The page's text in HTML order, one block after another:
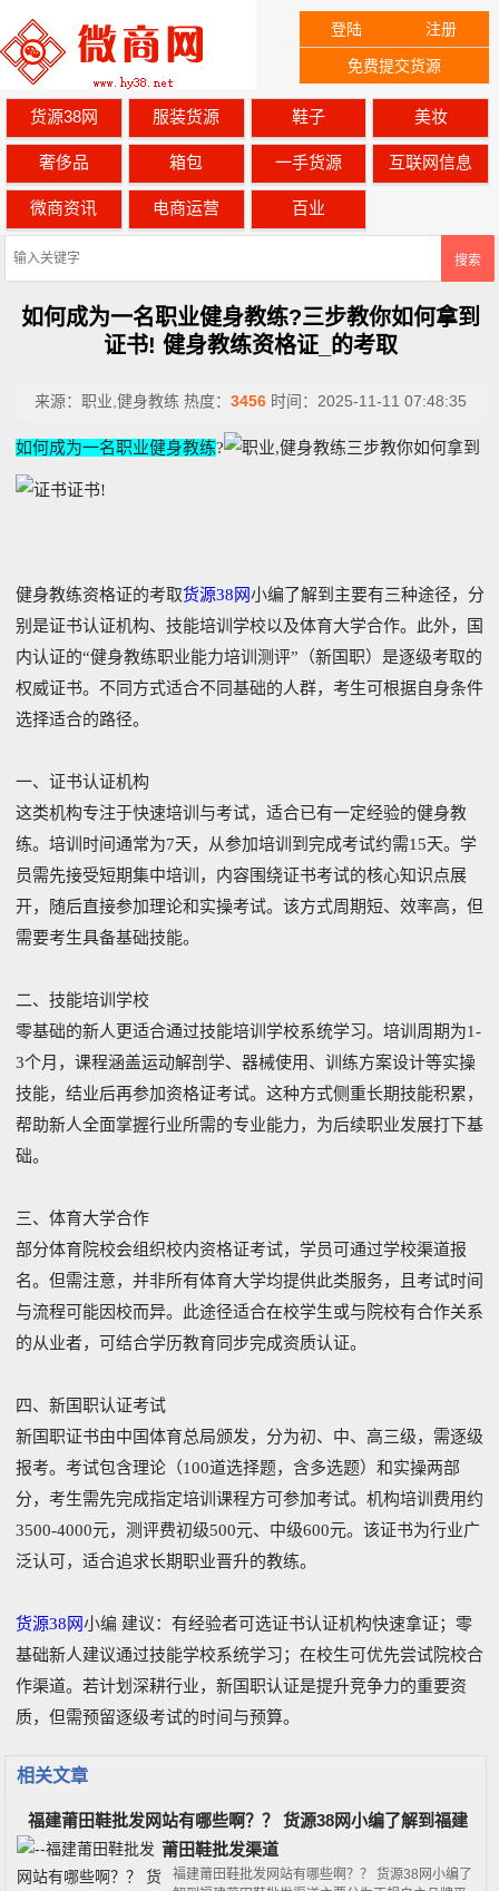
登陆 注册
免费提交货源
货源38网 服装货源 鞋子 美妆
奢侈品 箱包 一手货源 互联网信息
微商资讯 电商运营 百业
搜索
如何成为一名职业健身教练?三步教你如何拿到
证书! 健身教练资格证_的考取
来源：职业,健身教练热度：3456 时间： 2025-11-11 07:48:35
如何成为一名职业健身教练? 三步教你如何拿到
证书!
健身教练资格证的考取货源38网小编了解到主要有三种途径，分
别是证书认证机构、技能培训学校以及体育大学合作。此外，国
内认证的“健身教练职业能力培训测评”（新国职）是逐级考取的
权威证书。不同方式适合不同基础的人群，考生可根据自身条件
选择适合的路径。
一、证书认证机构
这类机构专注于快速培训与考试，适合已有一定经验的健身教
练。培训时间通常为7天，从参加培训到完成考试约需15天。学
员需先接受短期集中培训，内容围绕证书考试的核心知识点展
开，随后直接参加理论和实操考试。该方式周期短、效率高，但
需要考生具备基础技能。
二、技能培训学校
零基础的新人更适合通过技能培训学校系统学习。培训周期为1-
3个月，课程涵盖运动解剖学、器械使用、训练方案设计等实操
技能，结业后再参加资格证考试。这种方式侧重长期技能积累，
帮助新人全面掌握行业所需的专业能力，为后续职业发展打下基
础。
三、体育大学合作
部分体育院校会组织校内资格证考试，学员可通过学校渠道报
名。但需注意，并非所有体育大学均提供此类服务，且考试时间
与流程可能因校而异。此途径适合在校学生或与院校有合作关系
的从业者，可结合学历教育同步完成资质认证。
四、新国职认证考试
新国职证书由中国体育总局颁发，分为初、中、高三级，需逐级
报考。考试包含理论（100道选择题，含多选题）和实操两部
分，考生需先完成指定培训课程方可参加考试。机构培训费用约
3500-4000元，测评费初级500元、中级600元。该证书为行业广
泛认可，适合追求长期职业晋升的教练。
货源38网小编 建议​：有经验者可选证书认证机构快速拿证；零
基础新人建议通过技能学校系统学习；在校生可优先尝试院校合
作渠道。若计划深耕行业，新国职认证是提升竞争力的重要资
质，但需预留逐级考试的时间与预算。
相关文章
福建莆田鞋批发网站有哪些啊？？ 货源38网小编了解到福建
莆田鞋批发渠道
福建莆田鞋批发网站有哪些啊？？ 货源38网小编了